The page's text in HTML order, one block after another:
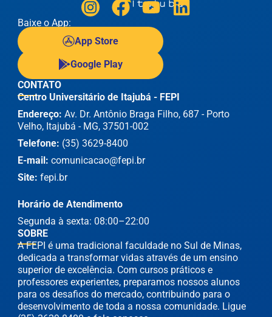
Baixe o App:
App Store
Google Play
SOBRE
A FEPI é uma tradicional faculdade no Sul de Minas,
dedicada a transformar vidas através de um ensino
superior de excelência. Com cursos práticos e
professores experientes, preparamos nossos alunos
para os desafios do mercado, contribuindo para o
desenvolvimento de toda a nossa comunidade. Ligue
CONTATO
Centro Universitário de Itajubá - FEPI
Endereço: Av. Dr. Antônio Braga Filho, 687 - Porto
Velho, Itajubá - MG, 37501-002
Telefone: (35) 3629-8400
E-mail: comunicacao@fepi.br
Site: fepi.br
Horário de Atendimento
Segunda à sexta: 08:00–22:00